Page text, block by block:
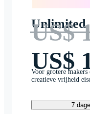
Unlimited
US$
US$
Voor grotere makers
creatieve vrijheid
7